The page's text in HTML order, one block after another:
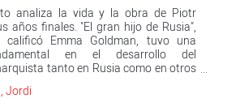
analiza la vida y la obra de Piotr
años finales. "El gran hijo de Rusia",
Emma Goldman, tuvo una
en el desarrollo del
tanto en Rusia como en otros
Jordi